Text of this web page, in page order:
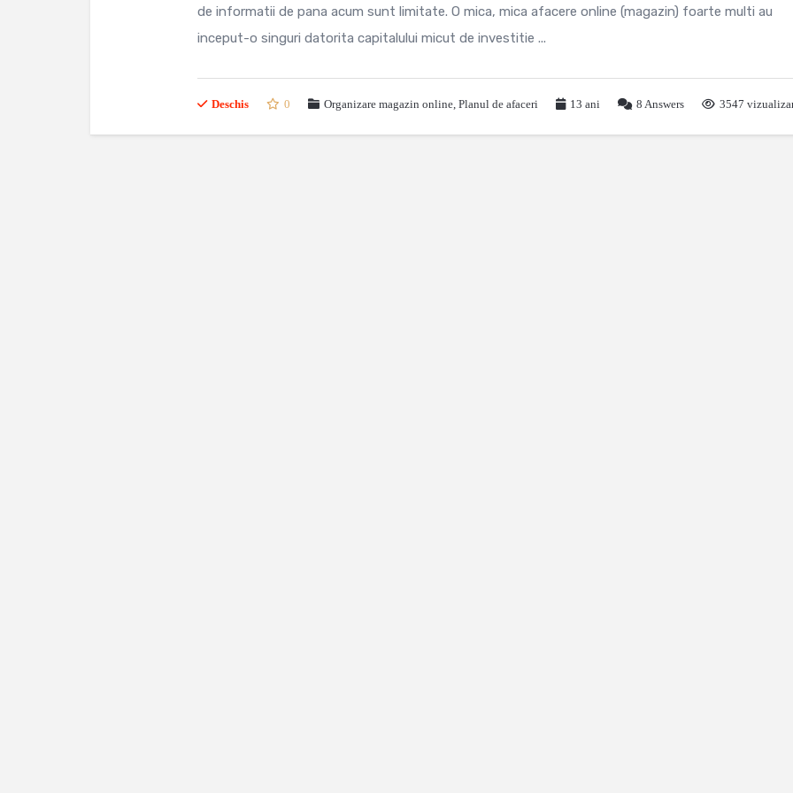
de informatii de pana acum sunt limitate. O mica, mica afacere online (magazin) foarte multi au
inceput-o singuri datorita capitalului micut de investitie ...
Deschis 0 Organizare magazin online, Planul de afaceri 13 ani 8 Answers 3547